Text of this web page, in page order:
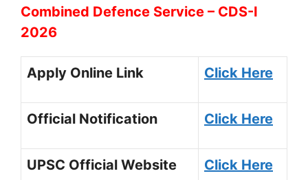
Combined Defence Service – CDS-I
2026
Apply Online Link Click Here
Official Notification Click Here
UPSC Official Website Click Here